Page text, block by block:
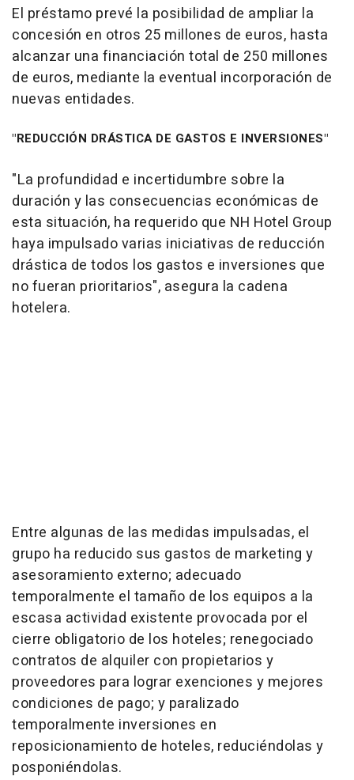
El préstamo prevé la posibilidad de ampliar la
concesión en otros 25 millones de euros, hasta
alcanzar una financiación total de 250 millones
de euros, mediante la eventual incorporación de
nuevas entidades.
"REDUCCIÓN DRÁSTICA DE GASTOS E INVERSIONES"
"La profundidad e incertidumbre sobre la
duración y las consecuencias económicas de
esta situación, ha requerido que NH Hotel Group
haya impulsado varias iniciativas de reducción
drástica de todos los gastos e inversiones que
no fueran prioritarios", asegura la cadena
hotelera.
Entre algunas de las medidas impulsadas, el
grupo ha reducido sus gastos de marketing y
asesoramiento externo; adecuado
temporalmente el tamaño de los equipos a la
escasa actividad existente provocada por el
cierre obligatorio de los hoteles; renegociado
contratos de alquiler con propietarios y
proveedores para lograr exenciones y mejores
condiciones de pago; y paralizado
temporalmente inversiones en
reposicionamiento de hoteles, reduciéndolas y
posponiéndolas.